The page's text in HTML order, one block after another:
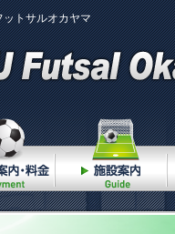
トサルオカヤマ
ご利用案内・料金